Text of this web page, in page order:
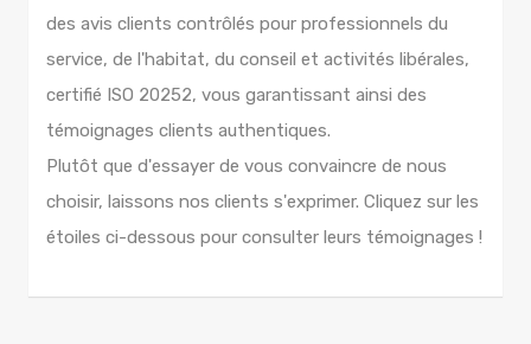
des avis clients contrôlés pour professionnels du
service, de l'habitat, du conseil et activités libérales,
certifié ISO 20252, vous garantissant ainsi des
témoignages clients authentiques.
Plutôt que d'essayer de vous convaincre de nous
choisir, laissons nos clients s'exprimer. Cliquez sur les
étoiles ci-dessous pour consulter leurs témoignages !